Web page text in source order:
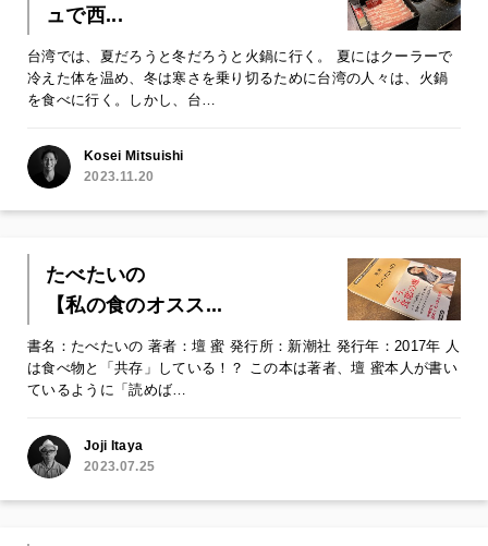
ュで西...
台湾では、夏だろうと冬だろうと火鍋に行く。 夏にはクーラーで
冷えた体を温め、冬は寒さを乗り切るために台湾の人々は、火鍋
を食べに行く。しかし、台…
Kosei Mitsuishi
2023.11.20
たべたいの
【私の食のオスス...
書名：たべたいの 著者：壇 蜜 発行所：新潮社 発行年：2017年 人
は食べ物と「共存」している！？ この本は著者、壇 蜜本人が書い
ているように「読めば…
Joji Itaya
2023.07.25